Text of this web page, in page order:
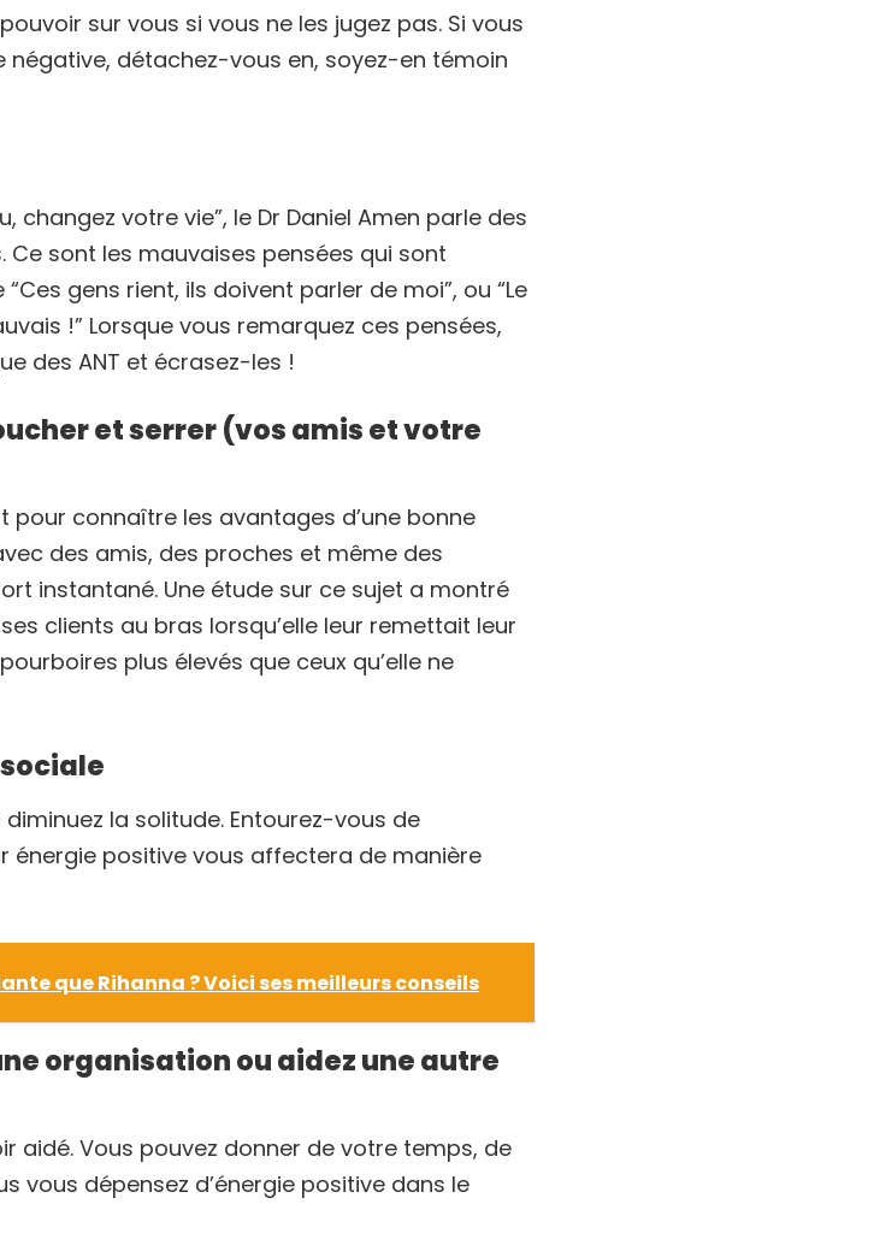
sur vous si vous ne les jugez pas. Si vous
négative, détachez-vous en, soyez-en témoin
changez votre vie”, le Dr Daniel Amen parle des
Ce sont les mauvaises pensées qui sont
gens rient, ils doivent parler de moi”, ou “Le
!” Lorsque vous remarquez ces pensées,
des ANT et écrasez-les !
et serrer (vos amis et votre
pour connaître les avantages d’une bonne
des amis, des proches et même des
instantané. Une étude sur ce sujet a montré
clients au bras lorsqu’elle leur remettait leur
plus élevés que ceux qu’elle ne
la solitude. Entourez-vous de
énergie positive vous affectera de manière
que Rihanna ? Voici ses meilleurs conseils
organisation ou aidez une autre
aidé. Vous pouvez donner de votre temps, de
vous dépensez d’énergie positive dans le